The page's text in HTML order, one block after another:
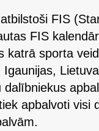
FIS
FIS
katrā sporta
apbalvoti visi